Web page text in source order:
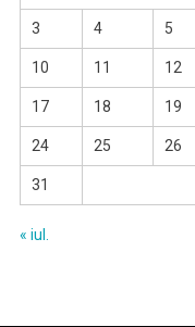
3 4 5
10 11 12
17 18 19
24 25 26
31
« iul.